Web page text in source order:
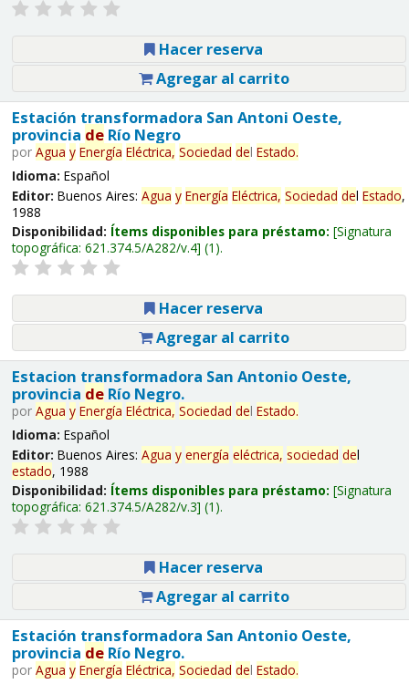
Hacer reserva
Agregar al carrito
Estación transformadora San Antoni Oeste,
provincia deRío Negro
por Agua y Energía Eléctrica, Sociedad del Estado.
Idioma: Español
Editor: Buenos Aires: Agua y Energía Eléctrica, Sociedad del Estado,
1988
Disponibilidad: Ítems disponibles para préstamo: Signatura
topográfica: 621.374.5/A282/v.4 (1).
Hacer reserva
Agregar al carrito
Estacion transformadora San Antonio Oeste,
provincia deRío Negro.
por Agua y Energía Eléctrica, Sociedad del Estado.
Idioma: Español
Editor: Buenos Aires: Agua y energía eléctrica, sociedad del
estado, 1988
Disponibilidad: Ítems disponibles para préstamo: Signatura
topográfica: 621.374.5/A282/v.3 (1).
Hacer reserva
Agregar al carrito
Estación transformadora San Antonio Oeste,
provincia deRío Negro.
por Agua y Energía Eléctrica, Sociedad del Estado.